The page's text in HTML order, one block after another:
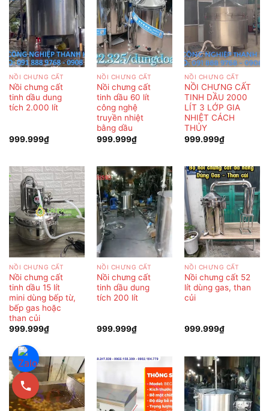
NỒI CHƯNG CẤT
Nồi chưng cất
tinh dầu dung
tích 2.000 lít
999.999₫
NỒI CHƯNG CẤT
Nồi chưng cất
tinh dầu 60 lít
công nghệ
truyền nhiệt
bằng dầu
999.999₫
NỒI CHƯNG CẤT
NỒI CHƯNG CẤT
TINH DẦU 2000
LÍT 3 LỚP GIA
NHIỆT CÁCH
THỦY
999.999₫
NỒI CHƯNG CẤT
Nồi chưng cất
tinh dầu 15 lít
mini dùng bếp từ,
bếp gas hoặc
than củi
999.999₫
NỒI CHƯNG CẤT
Nồi chưng cất
tinh dầu dung
tích 200 lít
999.999₫
NỒI CHƯNG CẤT
Nồi chưng cất 52
lít dùng gas, than
củi
999.999₫